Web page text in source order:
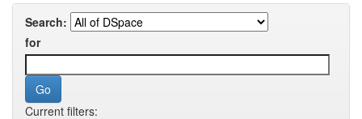
Search:
for
Current filters: